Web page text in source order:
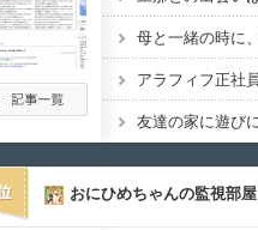
おにひめちゃんの監視部屋